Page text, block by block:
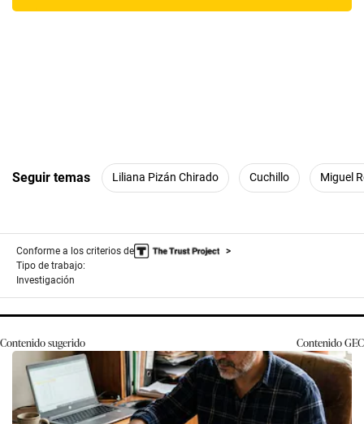
Seguir temas Liliana Pizán Chirado Cuchillo Miguel
Conforme a los criterios de
Tipo de trabajo:
Investigación
Contenido sugerido ContenidoGEC